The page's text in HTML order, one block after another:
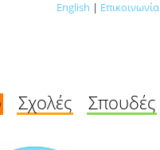
English | Επικοινωνία
Σχολές Σπουδές